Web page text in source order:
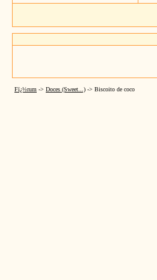
Fï¿½rum -> Doces (Sweet...) -> Biscoito de coco